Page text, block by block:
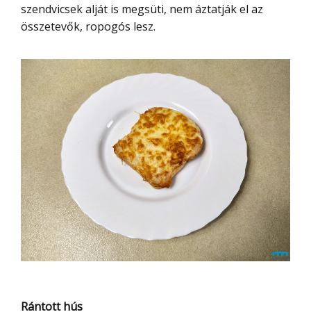
szendvicsek alját is megsüti, nem áztatják el az
összetevők, ropogós lesz.
Rántott hús